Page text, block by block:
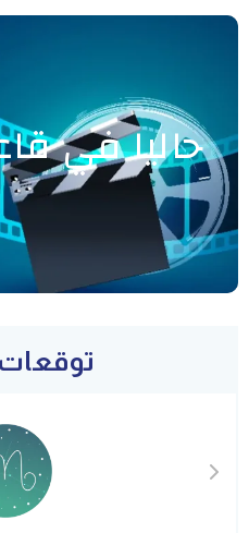
حاليا في
توقعات